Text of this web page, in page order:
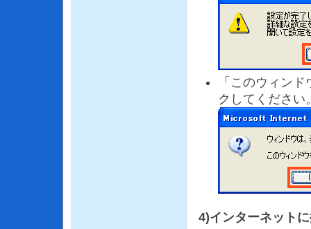
「このウィン
クしてください
4)インターネット